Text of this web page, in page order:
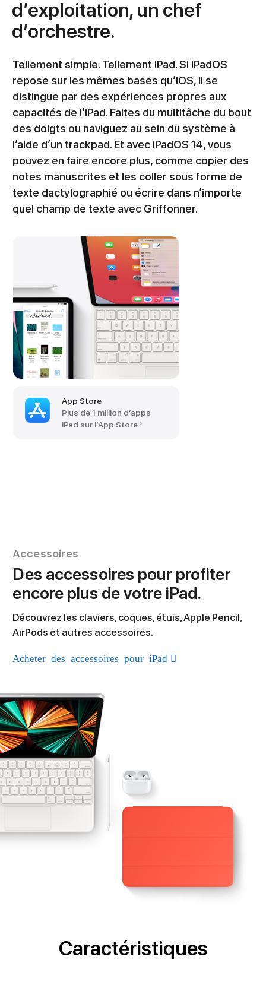
d’exploitation, un chef
d’orchestre.
Tellement simple. Tellement iPad. Si iPadOS
repose sur les mêmes bases qu’iOS, il se
distingue par des expériences propres aux
capacités de l’iPad. Faites du multitâche du bout
des doigts ou naviguez au sein du système à
l’aide d’un trackpad. Et avec iPadOS 14, vous
pouvez en faire encore plus, comme copier des
notes manuscrites et les coller sous forme de
texte dactylographié ou écrire dans n’importe
quel champ de texte avec Griffonner.
App Store
Plus de 1 million d’apps
iPad sur l’App Store.◊
Accessoires
Des accessoires pour profiter
encore plus de votre iPad.
Découvrez les claviers, coques, étuis, Apple Pencil,
AirPods et autres accessoires.
Acheter des accessoires pour iPad
Caractéristiques